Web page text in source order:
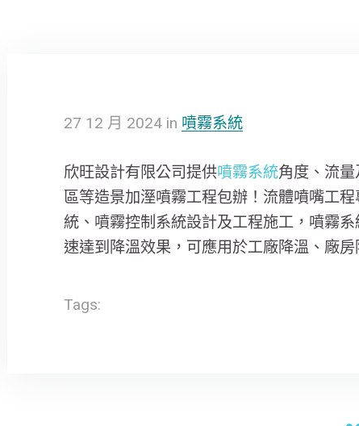
27 12 月 2024 in 噴霧系統
欣旺設計有限公司提供噴霧系統角度、流
區等造景加溼噴霧工程包辦！流體噴嘴工
統、噴霧控制系統設計及工程施工，噴霧
速達到降溫效果，可應用於工廠降溫、廠
Tags: